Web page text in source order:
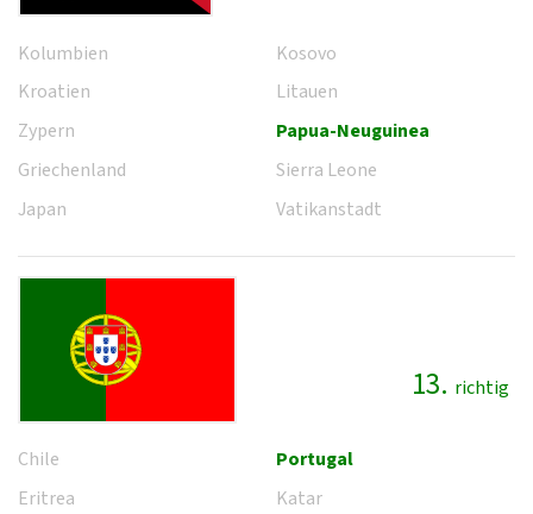
Kolumbien
Kroatien
Zypern
Griechenland
Japan
Kosovo
Litauen
Papua-Neuguinea
Sierra Leone
Vatikanstadt
13. richtig
Chile
Eritrea
Portugal
Katar